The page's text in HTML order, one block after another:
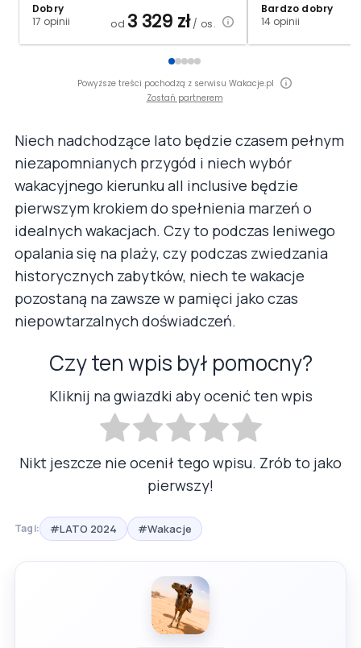
Dobry
17 opinii
od 3 329 zł/ os.
Bardzo dobry
14 opinii
Powyższe treści pochodzą z serwisu Wakacje.pl
Zostań partnerem
Niech nadchodzące lato będzie czasem pełnym
niezapomnianych przygód i niech wybór
wakacyjnego kierunku all inclusive będzie
pierwszym krokiem do spełnienia marzeń o
idealnych wakacjach. Czy to podczas leniwego
opalania się na plaży, czy podczas zwiedzania
historycznych zabytków, niech te wakacje
pozostaną na zawsze w pamięci jako czas
niepowtarzalnych doświadczeń.
Czy ten wpis był pomocny?
Kliknij na gwiazdki aby ocenić ten wpis
Nikt jeszcze nie ocenił tego wpisu. Zrób to jako
pierwszy!
Tagi: #LATO 2024 #Wakacje